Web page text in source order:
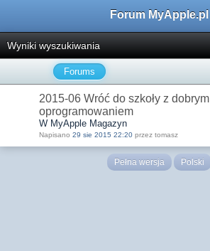
Forum MyApple.pl
Wyniki wyszukiwania
Forums
2015-06 Wróć do szkoły z dobrym
oprogramowaniem
W MyApple Magazyn
Napisano 29 sie 2015 22:20 przez tomasz
Pełna wersja Polski